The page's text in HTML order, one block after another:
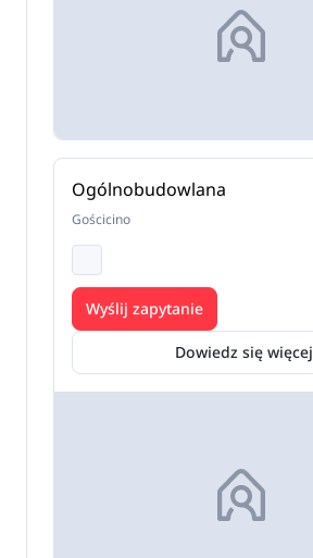
Ogólnobudowlana
Gościcino
Dowiedz się więcej
Wyślij zapytanie